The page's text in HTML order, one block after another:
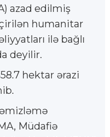
azad edilmiş
humanitar
ilə bağlı
deyilir.
hektar ərazi
Müdafiə